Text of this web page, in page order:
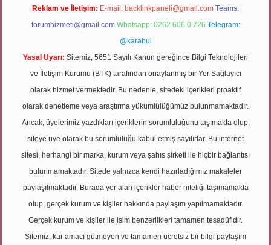
Reklam ve İletişim: E-mail: backlinkpaneli@gmail.com Teams:
forumhizmeti@gmail.com Whatsapp: 0262 606 0 726 Telegram:
@karabul
Yasal Uyarı: Sitemiz, 5651 Sayılı Kanun gereğince Bilgi Teknolojileri
ve İletişim Kurumu (BTK) tarafından onaylanmış bir Yer Sağlayıcı
olarak hizmet vermektedir. Bu nedenle, sitedeki içerikleri proaktif
olarak denetleme veya araştırma yükümlülüğümüz bulunmamaktadır.
Ancak, üyelerimiz yazdıkları içeriklerin sorumluluğunu taşımakta olup,
siteye üye olarak bu sorumluluğu kabul etmiş sayılırlar. Bu internet
sitesi, herhangi bir marka, kurum veya şahıs şirketi ile hiçbir bağlantısı
bulunmamaktadır. Sitede yalnızca kendi hazırladığımız makaleler
paylaşılmaktadır. Burada yer alan içerikler haber niteliği taşımamakta
olup, gerçek kurum ve kişiler hakkında paylaşım yapılmamaktadır.
Gerçek kurum ve kişiler ile isim benzerlikleri tamamen tesadüfidir.
Sitemiz, kar amacı gütmeyen ve tamamen ücretsiz bir bilgi paylaşım